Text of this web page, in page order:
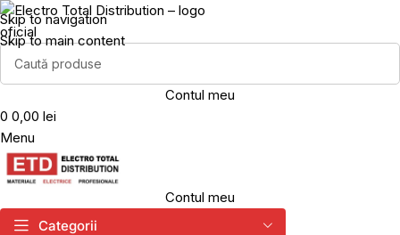
Skip to navigation
Skip to main content
Contul meu
0 0,00 lei
Menu
Contul meu
Categorii